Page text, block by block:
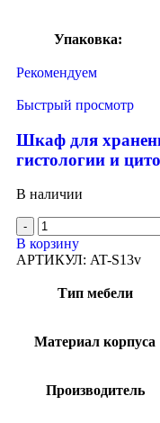
Упаковка:
Рекомендуем
Быстрый просмотр
Шкаф для
гистологии и
В наличии
В корзину
АРТИКУЛ: AT-S13v
Тип мебели
Материал корпуса
Производитель